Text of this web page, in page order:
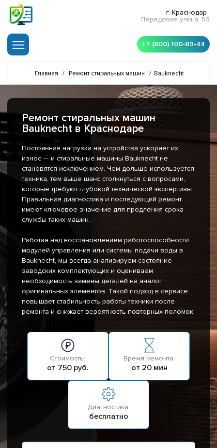
г. Краснодар
Передовая улица, 59
+7 (800) 100-89-44
Главная / Ремонт стиральных машин / Bauknecht
Ремонт стиральных машин
Bauknecht в Краснодаре
Постоянная нагрузка на устройства ускоряет их
износ — и стиральные машины Bauknecht не
становятся исключением. Чем дольше используется
техника, тем выше шанс столкнуться с вопросами,
которые требуют глубокой технической экспертизы.
Правильная диагностика и последующий ремонт
имеют ключевое значение для продления срока
службы таких машин.
Работая над восстановлением работоспособности
модулей управления или системы подачи воды в
Bauknecht, мы всегда анализируем состояние
заводских комплектующих и оцениваем
необходимость замены деталей на аналог
оригинальных элементов. Такой подход в сервисе
повышает стабильность работы техники после
ремонта и снижает вероятность повторных поломок.
Стоимость:
от 750 руб.
Время ремонта:
от 20 мин
Диагностика:
бесплатно